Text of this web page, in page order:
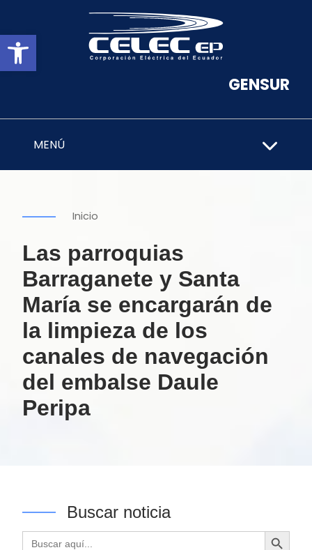
Abrir barra de herramientas
GENSUR
MENÚ
Inicio
Las parroquias
Barraganete y Santa
María se encargarán de
la limpieza de los
canales de navegación
del embalse Daule
Peripa
Buscar noticia
Buscar: Botón de búsqueda